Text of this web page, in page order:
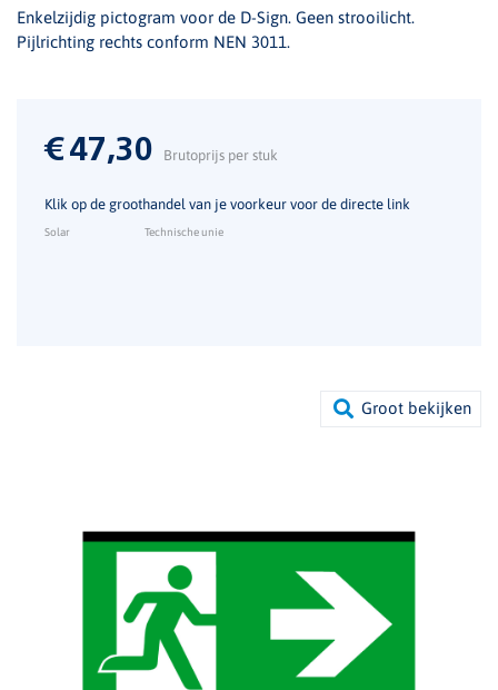
Enkelzijdig pictogram voor de D-Sign. Geen strooilicht.
Pijlrichting rechts conform NEN 3011.
€47,30 Brutoprijs per stuk
Klik op de groothandel van je voorkeur voor de directe link
Solar Technische unie